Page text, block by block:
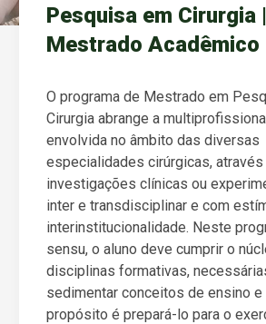
Pesquisa em Cirurgia |
Mestrado Acadêmico
O programa de Mestrado em
Cirurgia abrange a
envolvida no âmbito das diversas
especialidades cirúrgicas, através
investigações clínicas ou
inter e transdisciplinar e com
interinstitucionalidade. Neste
sensu, o aluno deve cumprir o
disciplinas formativas,
sedimentar conceitos de ensino e
propósito é prepará-lo para o